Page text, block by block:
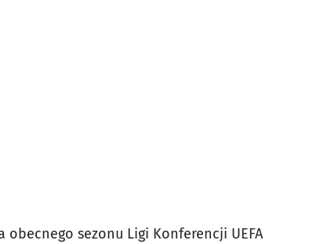
sezonu Ligi Konferencji UEFA